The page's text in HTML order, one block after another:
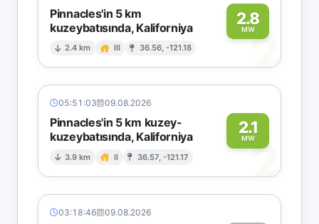
Pinnacles'in 5 km
kuzeybatısında, Kaliforniya
2.4 km III 36.56, -121.18
2.8
MW2
05:51:03 09.08.2026
Pinnacles'in 5 km kuzey-
kuzeybatısında, Kaliforniya
3.9 km II 36.57, -121.17
2.1
MW
2
03:18:46 09.08.2026